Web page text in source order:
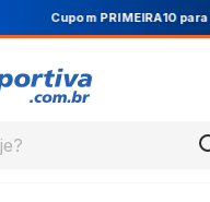
10% OFF na 1ª compra